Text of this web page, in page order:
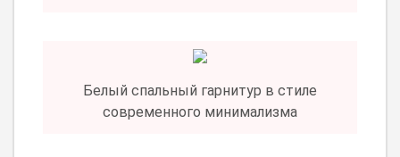
Белый спальный гарнитур в стиле
современного минимализма